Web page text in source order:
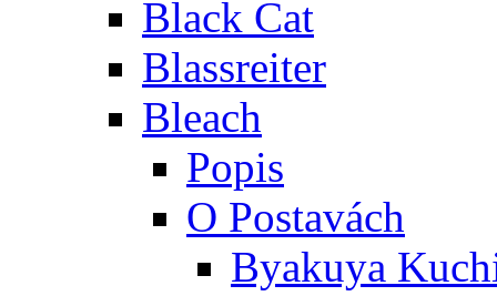
Black Cat
Blassreiter
Bleach
Popis
O Postavách
Byakuya